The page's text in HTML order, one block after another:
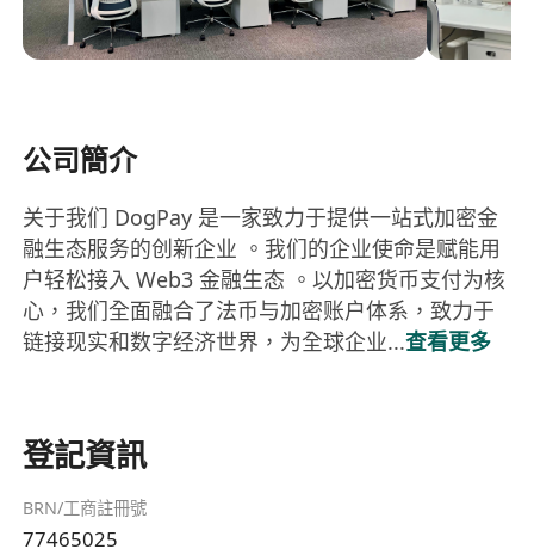
公司簡介
关于我们 DogPay 是一家致力于提供一站式加密金
融生态服务的创新企业 。我们的企业使命是赋能用
户轻松接入 Web3 金融生态 。以加密货币支付为核
心，我们全面融合了法币与加密账户体系，致力于
链接现实和数字经济世界，为全球企业...查看更多
登記資訊
BRN/工商註冊號
77465025